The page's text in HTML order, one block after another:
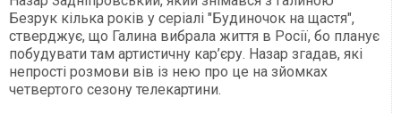
Безрук кілька років у серіалі "Будиночок на щастя",
стверджує, що Галина вибрала життя в Росії, бо планує
побудувати там артистичну кар’єру. Назар згадав, які
непрості розмови вів із нею про це на зйомках
четвертого сезону телекартини.